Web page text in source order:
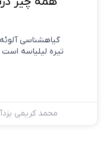
گیاهشناسی آلوئه
محمد کریمی